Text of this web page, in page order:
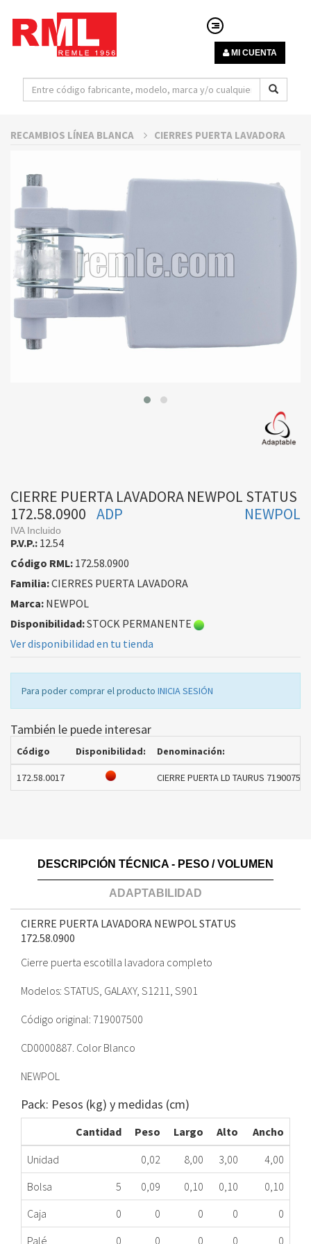
MI CUENTA
RECAMBIOS LÍNEA BLANCA CIERRES PUERTA LAVADORA
CIERRE PUERTA LAVADORA NEWPOL STATUS
172.58.0900
NEWPOL
ADP
IVA Incluido
P.V.P.: 12.54
Código RML: 172.58.0900
Familia:CIERRES PUERTA LAVADORA
Marca: NEWPOL
Disponibilidad:STOCK PERMANENTE
Ver disponibilidad en tu tienda
Para poder comprar el producto INICIA SESIÓN
También le puede interesar
Código Disponibilidad: Denominación:
172.58.0017 CIERRE PUERTA LD TAURUS
DESCRIPCIÓN TÉCNICA - PESO / VOLUMEN
ADAPTABILIDAD
CIERRE PUERTA LAVADORA NEWPOL STATUS
172.58.0900
Cierre puerta escotilla lavadora completo
Modelos: STATUS, GALAXY, S1211, S901
Código original: 719007500
CD0000887. Color Blanco
NEWPOL
Pack: Pesos (kg) y medidas (cm)
Cantidad Peso Largo Alto
Ancho
Unidad
0,02 8,00 3,00
4,00
Bolsa
5 0,09 0,10 0,10
0,10
Caja
0 0 0 0
0
Palé
0 0 0 0 0